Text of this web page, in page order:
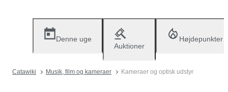
Denne uge
Auktioner
Højdepunkter
Catawiki Musik, film og kameraer Kameraer og optisk udstyr